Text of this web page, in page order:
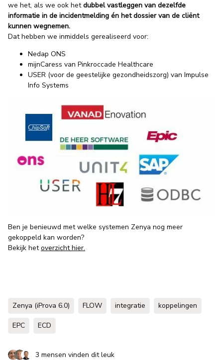
we het, als we ook hetdubbel vastleggen van dezelfde
informatie in de incidentmelding én het dossier van de cliënt
kunnen wegnemen.
Dat hebben we inmiddels gerealiseerd voor:
Nedap ONS
mijnCaress van Pinkroccade Healthcare
USER (voor de geestelijke gezondheidszorg) van Impulse
Info Systems
Ben je benieuwd met welke systemen Zenya nog meer
gekoppeld kan worden?
Bekijk hetoverzicht hier.
Zenya (iProva 6.0) FLOW integratie koppelingen
EPC ECD
3 mensen vinden dit leuk